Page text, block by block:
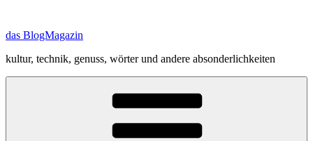
springen
das BlogMagazin
kultur, technik, genuss, wörter und andere absonderlichkeiten